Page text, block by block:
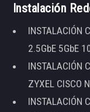
Instalación
INSTALACIÓN
2.5GbE 5GbE
INSTALACIÓN
ZYXEL CISCO
INSTALACIÓN